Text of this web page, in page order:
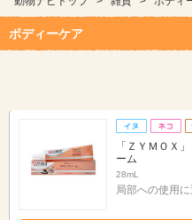
ボディーケア
「ＺＹＭＯＸ
ーム
28mL
局部への使用